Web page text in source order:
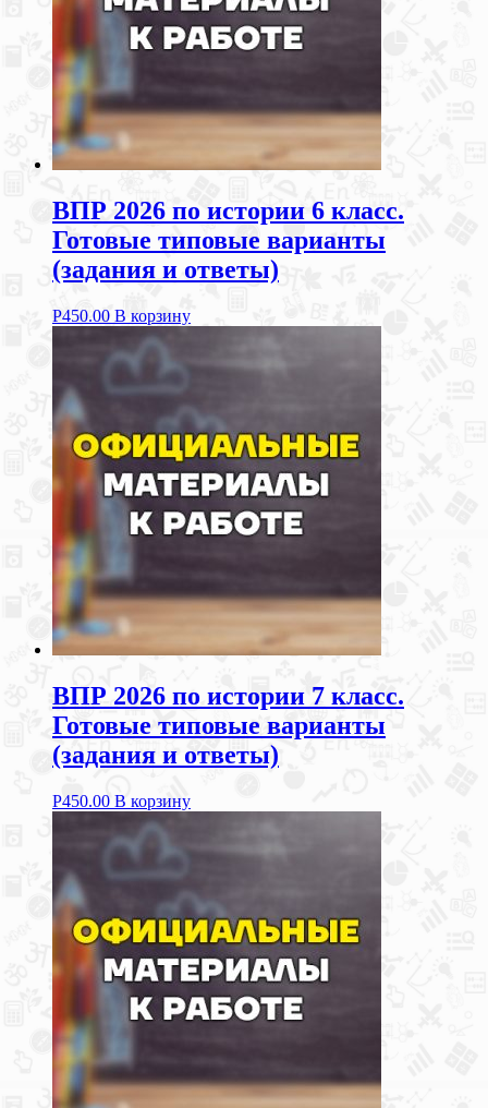
ВПР 2026 по истории 6 класс.
Готовые типовые варианты
(задания и ответы)
Р450.00 В корзину
ВПР 2026 по истории 7 класс.
Готовые типовые варианты
(задания и ответы)
Р450.00 В корзину